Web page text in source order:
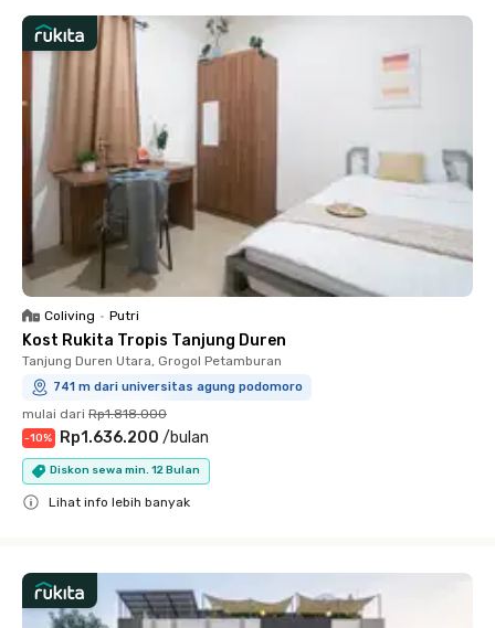
Coliving • Putri
Kost Rukita Tropis Tanjung Duren
Tanjung Duren Utara, Grogol Petamburan
741 m dari universitas agung podomoro
mulai dari Rp1.818.000
-10% Rp1.636.200 /bulan
Diskon sewa min. 12 Bulan
Lihat info lebih banyak